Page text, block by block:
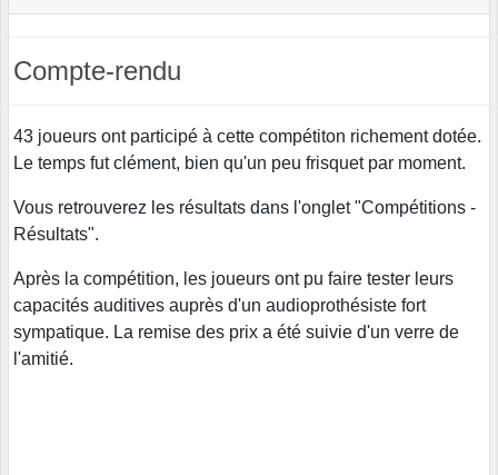
Compte-rendu
43 joueurs ont participé à cette compétiton richement dotée.
Le temps fut clément, bien qu'un peu frisquet par moment.
Vous retrouverez les résultats dans l'onglet "Compétitions -
Résultats".
Après la compétition, les joueurs ont pu faire tester leurs
capacités auditives auprès d'un audioprothésiste fort
sympatique. La remise des prix a été suivie d'un verre de
l'amitié.